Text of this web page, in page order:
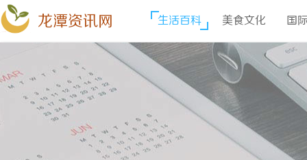
龙潭资讯网 生活百科 美食文化 国